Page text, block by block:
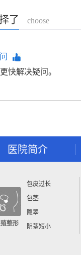
了 choose
快解决疑问。
医院简介
整形
包皮过长
包茎
隐睾
阴茎短小